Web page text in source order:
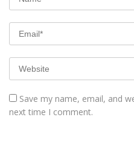
Save my name, email, and
next time I comment.